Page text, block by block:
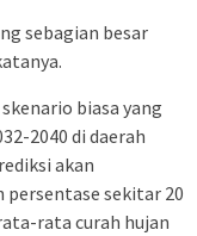
sebagian besar
biasa yang
2040 di daerah
akan
persentase sekitar 20
rata curah hujan